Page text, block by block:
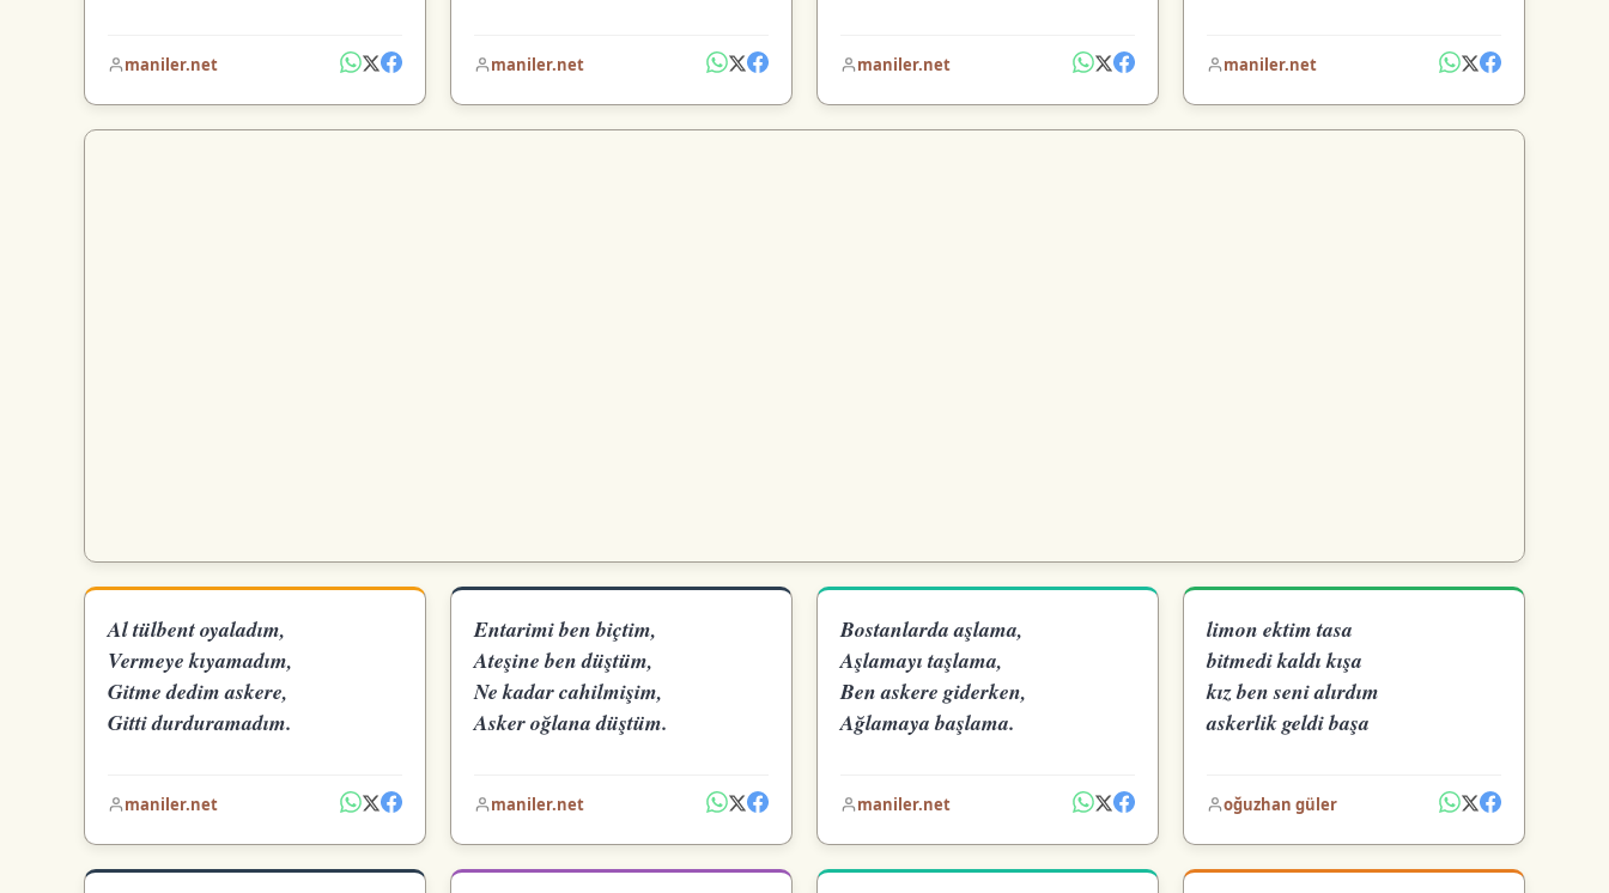
maniler.net maniler.net maniler.net maniler.net
Al tülbent oyaladım,
Vermeye kıyamadım,
Gitme dedim askere,
Gitti durduramadım.
maniler.net
Entarimi ben biçtim,
Ateşine ben düştüm,
Ne kadar cahilmişim,
Asker oğlana düştüm.
maniler.net
Bostanlarda aşlama,
Aşlamayı taşlama,
Ben askere giderken,
Ağlamaya başlama.
maniler.net
limon ektim tasa
bitmedi kaldı kışa
kız ben seni alırdım
askerlik geldi başa
oğuzhan güler